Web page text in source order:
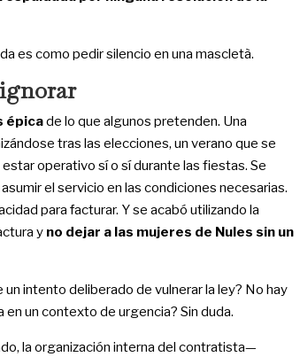
es como pedir silencio en una mascletà.
épicade lo que algunos pretenden. Una
tras las elecciones, un verano que se
operativo sí o sí durante las fiestas. Se
el servicio en las condiciones necesarias.
para facturar. Y se acabó utilizando la
yno dejar a las mujeres de Nules sin un
intento deliberado de vulnerar la ley? No hay
un contexto de urgencia? Sin duda.
la organización interna del contratista—